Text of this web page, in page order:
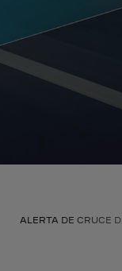
ALERTA DE CRUCE